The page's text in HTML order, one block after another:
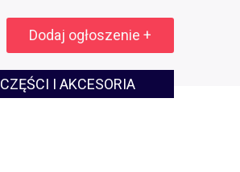
Dodaj ogłoszenie +
CZĘŚCI I AKCESORIA